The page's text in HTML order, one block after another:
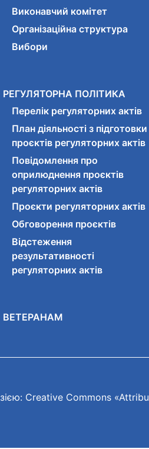
Виконавчий комітет
Організаційна структура
Вибори
РЕГУЛЯТОРНА ПОЛІТИКА
Перелік регуляторних актів
План діяльності з підготовки
проєктів регуляторних актів
Повідомлення про
оприлюднення проєктів
регуляторних актів
Проєкти регуляторних актів
Обговорення проєктів
Відстеження
результативності
регуляторних актів
ВЕТЕРАНАМ
Creative Commons